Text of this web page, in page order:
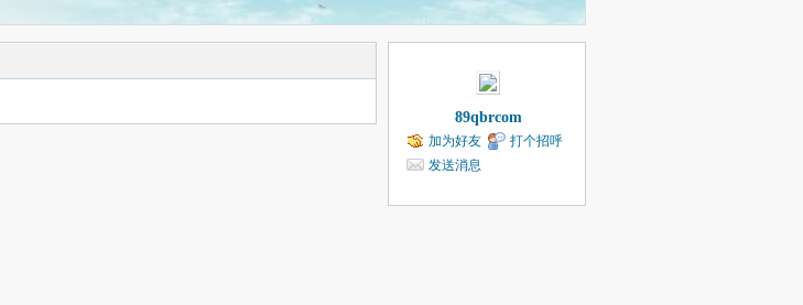
89qbrcom
加为好友
打个招呼
发送消息